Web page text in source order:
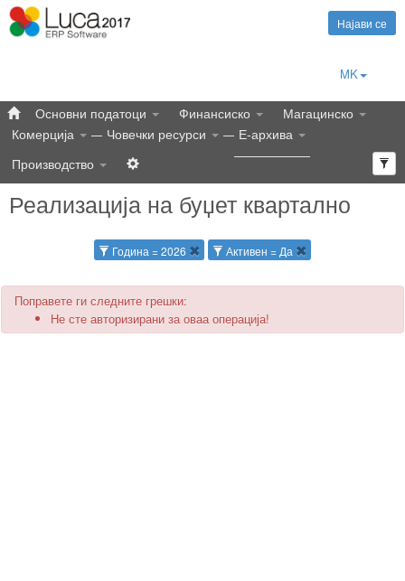
Најави се
MK
Основни податоци Финансиско
Магацинско
Комерција
Човечки ресурси
Е-архива
Производство
Реализација на буџет квартално
Година = 2026 Активен = Да
Поправете ги следните грешки:
Не сте авторизирани за оваа операција!